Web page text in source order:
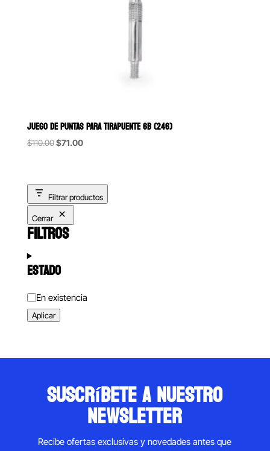
JUEGO DE PUNTAS PARA TIRAPUENTE 6B (246)
$110.00Original
$110.00.
$71.00Current
$71.00.
Filtrar productos
Cerrar
FILTROS
ESTADO
Estado
En existencia
Aplicar
suscríbete a nuestro
newsletter
Recibe ofertas exclusivas y novedades antes que